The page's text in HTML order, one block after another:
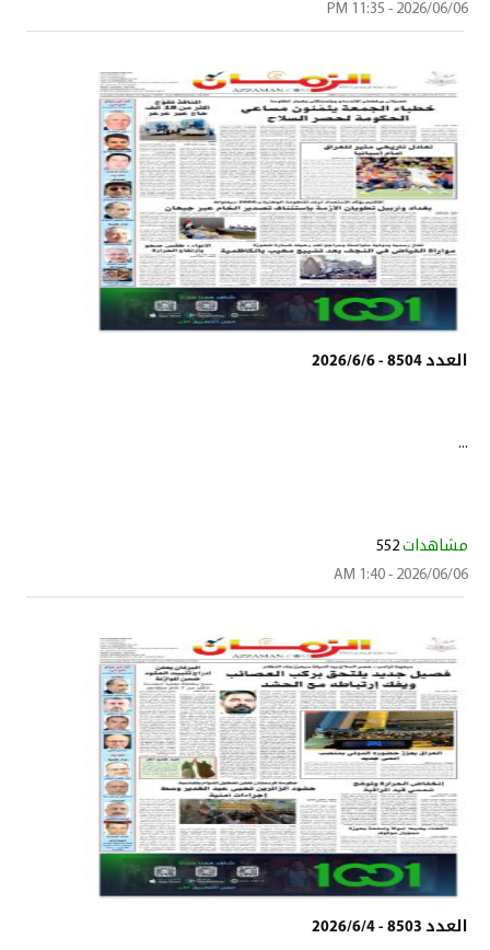
2026/06/06 - 11:35 PM
العدد 8504 - 2026/6/6
...
مشاهدات 552
2026/06/06 - 1:40 AM
العدد 8503 - 2026/6/4